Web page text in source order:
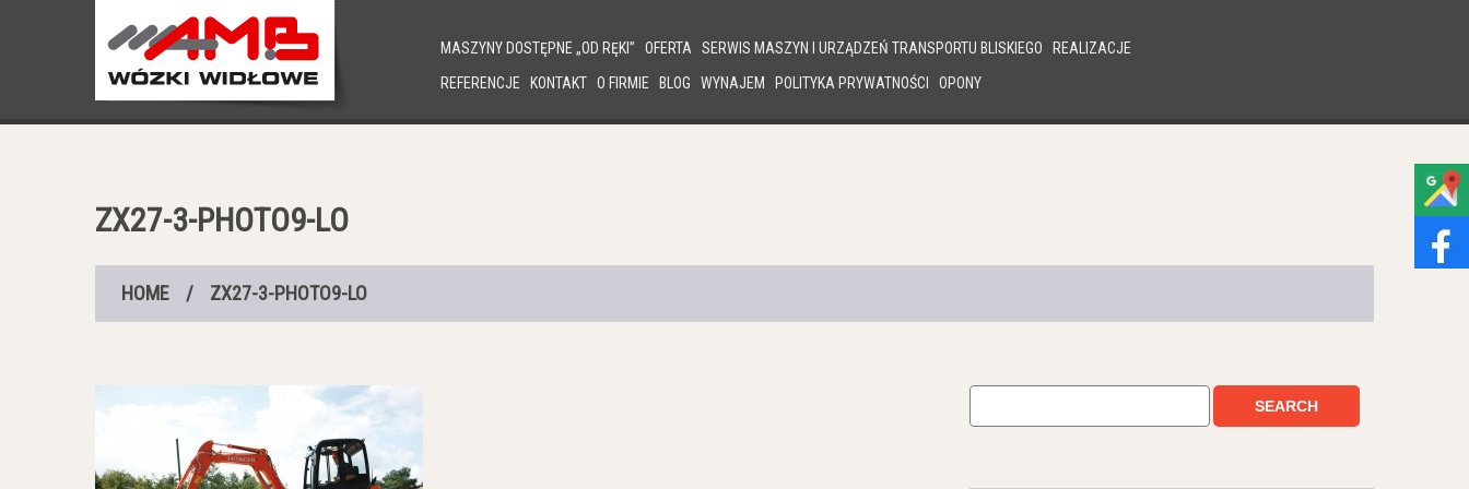
MASZYNY DOSTĘPNE „OD RĘKI” OFERTA SERWIS MASZYN I URZĄDZEŃ TRANSPORTU BLISKIEGO
REALIZACJE
REFERENCJE
KONTAKT O FIRMIE BLOG WYNAJEM POLITYKA PRYWATNOŚCI OPONY
ZX27-3-PHOTO9-LO
HOME / ZX27-3-PHOTO9-LO